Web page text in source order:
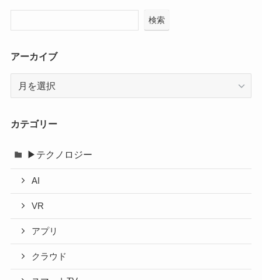
検索
アーカイブ
イ
カテゴリー
▶テクノロジー
AI
VR
アプリ
クラウド